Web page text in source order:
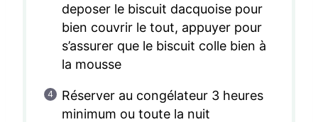
deposer le biscuit dacquoise pour
bien couvrir le tout, appuyer pour
s’assurer que le biscuit colle bien à
la mousse
Réserver au congélateur 3 heures
minimum ou toute la nuit